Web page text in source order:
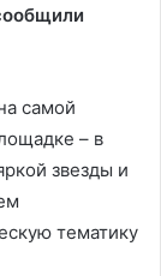
самой
– в
звезды и
тематику